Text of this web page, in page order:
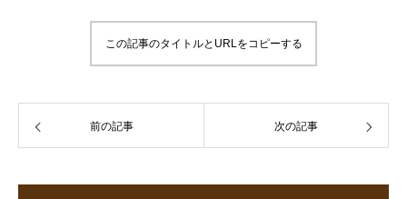
この記事のタイトルとURLをコピーする
前の記事 次の記事